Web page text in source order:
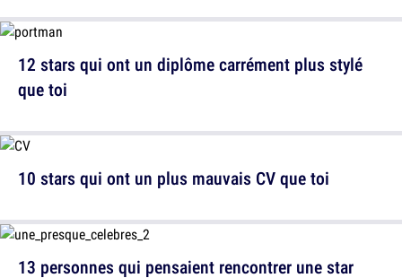
12 stars qui ont un diplôme carrément plus stylé
que toi
13 personnes qui pensaient rencontrer une star
10 stars qui ont un plus mauvais CV que toi